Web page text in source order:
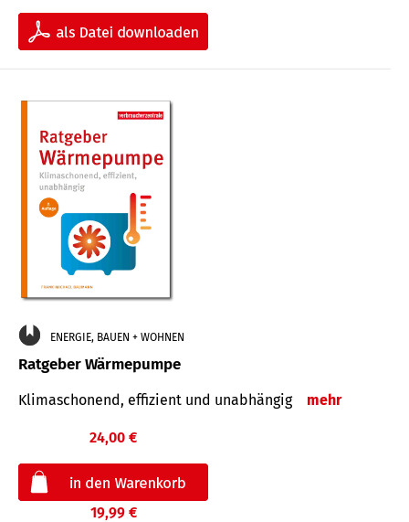
ENERGIE, BAUEN + WOHNEN
Ratgeber Wärmepumpe
Klimaschonend, effizient und unabhängig mehr
24,00 €
19,99 €